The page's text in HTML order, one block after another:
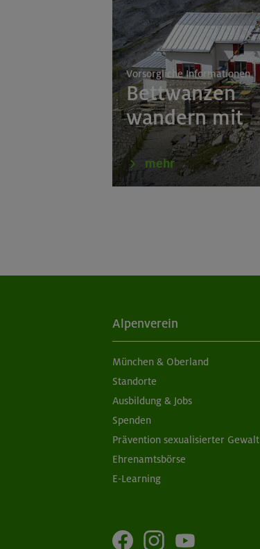
Vorsorgliche Informationen
Bettwanzen
wandern mit
mehr
Alpenverein
München & Oberland
Standorte
Ausbildung & Jobs
Spenden
Prävention sexualisierter Gewalt
Ehrenamtsbörse
E-Learning